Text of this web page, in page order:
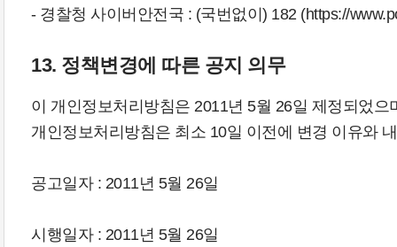
- 경찰청 사이버안전국 : (국번없이) 182 (https://
13. 정책변경에 따른 공지 의무
이 개인정보처리방침은 2011년 5월 26일 제정되었
개인정보처리방침은 최소 10일 이전에 변경 이유와
공고일자 : 2011년 5월 26일
시행일자 : 2011년 5월 26일